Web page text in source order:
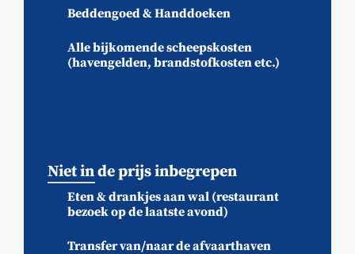
Beddengoed & Handdoeken
Alle bijkomende scheepskosten
(havengelden, brandstofkosten etc.)
Niet in de prijs inbegrepen
Eten & drankjes aan wal (restaurant
bezoek op de laatste avond)
Transfer van/naar de afvaarthaven